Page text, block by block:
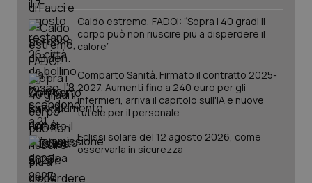
Caldo estremo, FADOI: “Sopra i 40 gradi il
corpo può non riuscire più a disperdere il
calore”
Comparto Sanità. Firmato il contratto 2025-
2027. Aumenti fino a 240 euro per gli
infermieri, arriva il capitolo sull'IA e nuove
tutele per il personale
Eclissi solare del 12 agosto 2026, come
osservarla in sicurezza
_ga
Google LLC
.quotidianosanita.it